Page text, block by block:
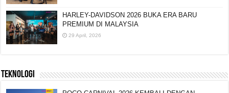
HARLEY-DAVIDSON 2026 BUKA ERA BARU
PREMIUM DI MALAYSIA
29 April, 2026
TEKNOLOGI